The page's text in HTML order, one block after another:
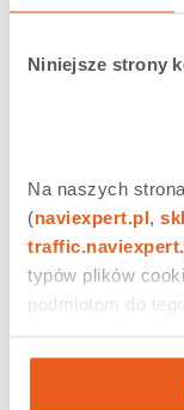
Niniejsze strony
Na naszych
(naviexpert.pl
typów plików
podmiotom do
aktywności na
informacji
Zniszczone
przestrzegać?
Pisaliśmy już
poruszymy temat
zasłonięte lub